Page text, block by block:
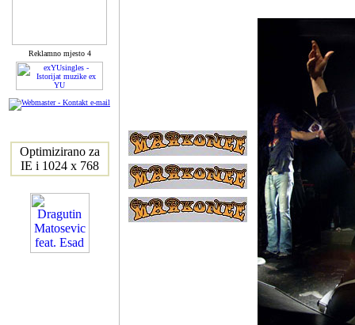
Reklamno mjesto 4
Optimizirano za
IE i 1024 x 768